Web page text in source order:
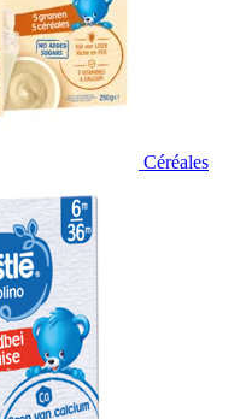
Céréales